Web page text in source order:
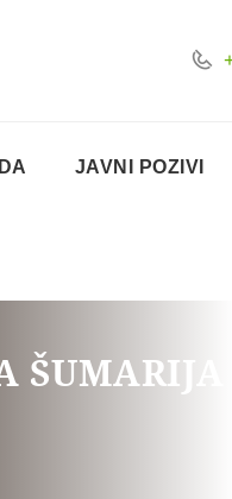
JAVNI POZIVI